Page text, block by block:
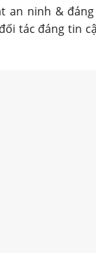
an ninh &
tác đáng tin